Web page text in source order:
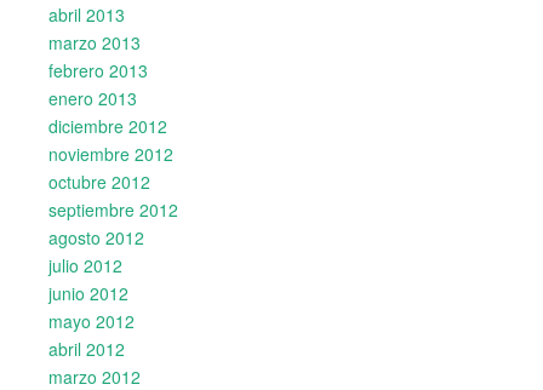
abril 2013
marzo 2013
febrero 2013
enero 2013
diciembre 2012
noviembre 2012
octubre 2012
septiembre 2012
agosto 2012
julio 2012
junio 2012
mayo 2012
abril 2012
marzo 2012